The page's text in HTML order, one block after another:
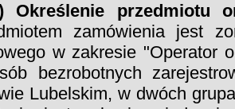
Określenie przedmiotu
zamówienia jest
w zakresie "Operator
bezrobotnych
Lubelskim, w dwóch